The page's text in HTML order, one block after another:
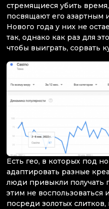
стремящиеся убить
посвящают его азартным
Нового года у них не
так, однако как раз для
чтобы выиграть, сорвать
Есть гео, в которых под
адаптировать разные
люди привыкли получать
этим не воспользоваться
посреди золотых